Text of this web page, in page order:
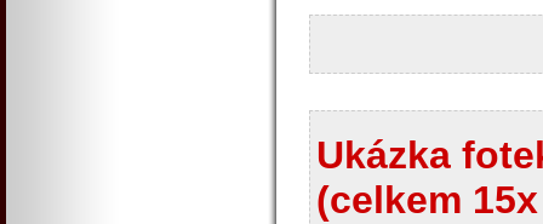
Ukázka
(celkem